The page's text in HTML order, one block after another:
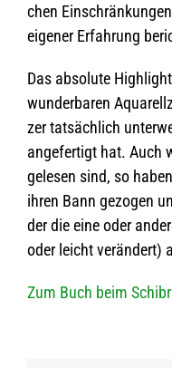
chen
eige­ner Erfah­rung
Das abso­lute
wun­der­ba­ren
zer tat­säch­lich
ange­fer­tigt hat. Auch
gele­sen sind, so
ihren Bann gezo­gen
der die eine oder
oder leicht ver­än­dert)
Zum Buch beim